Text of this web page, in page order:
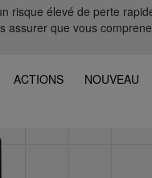
risque élevé de perte
assurer que vous
ACTIONS NOUVEAU